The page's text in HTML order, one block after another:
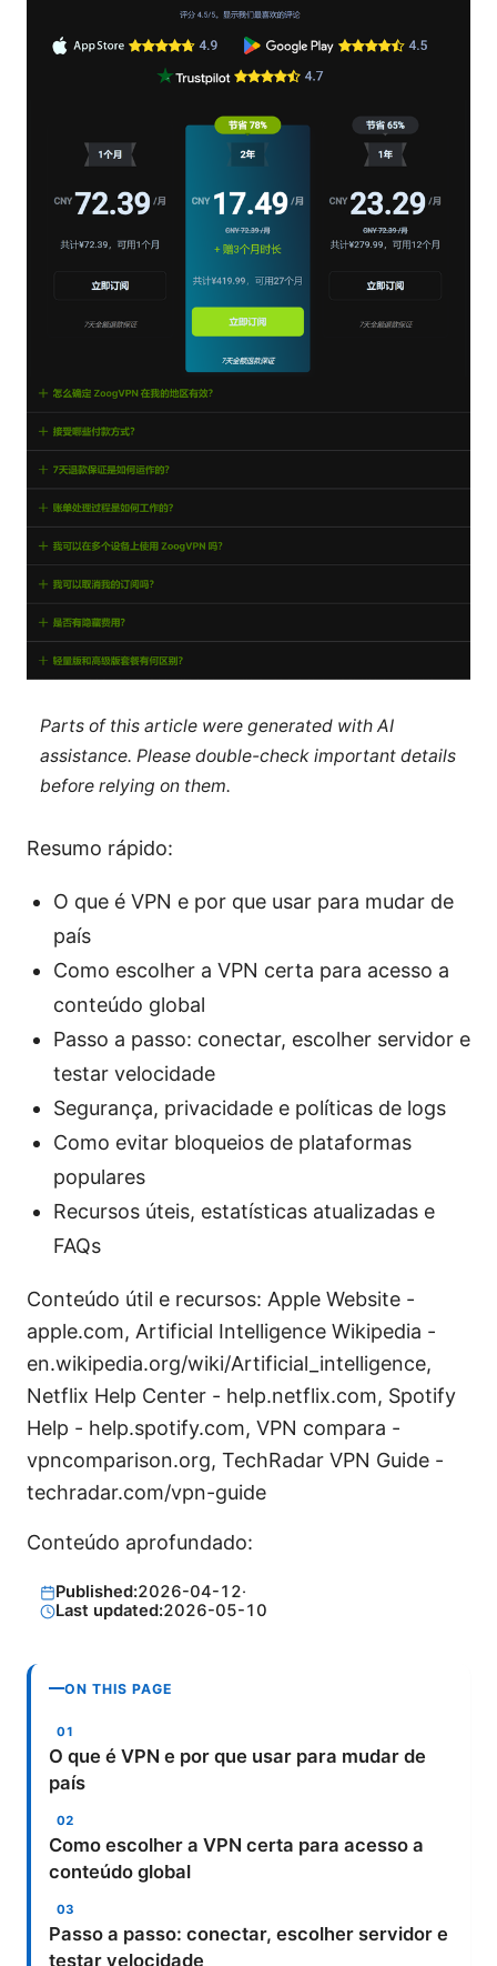
Parts of this article were generated with AI
assistance. Please double-check important details
before relying on them.
Resumo rápido:
O que é VPN e por que usar para mudar de
país
Como escolher a VPN certa para acesso a
conteúdo global
Passo a passo: conectar, escolher servidor e
testar velocidade
Segurança, privacidade e políticas de logs
Como evitar bloqueios de plataformas
populares
Recursos úteis, estatísticas atualizadas e
FAQs
Conteúdo útil e recursos: Apple Website -
apple.com, Artificial Intelligence Wikipedia -
en.wikipedia.org/wiki/Artificial_intelligence,
Netflix Help Center - help.netflix.com, Spotify
Help - help.spotify.com, VPN compara -
vpncomparison.org, TechRadar VPN Guide -
techradar.com/vpn-guide
Conteúdo aprofundado:
Published:2026-04-12·
Last updated:2026-05-10
ON THIS PAGE
O que é VPN e por que usar para mudar de
país
Como escolher a VPN certa para acesso a
conteúdo global
Passo a passo: conectar, escolher servidor e
testar velocidade